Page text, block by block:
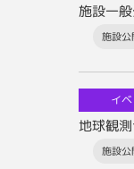
施設一
施設
イ
地球観
施設